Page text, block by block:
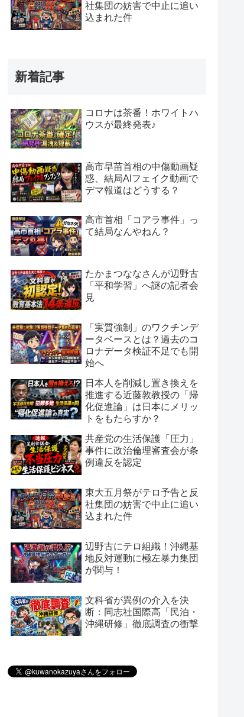
社集団の妨害で中止に追い
込まれた件
新着記事
コロナは茶番！ホワイトハ
ウスが最終発表♪
高市早苗首相の中傷動画疑
惑、結局AIフェイク動画で
デマ報道はどうする？
高市首相「コアラ事件」っ
て結局なんやねん？
たかまつななさんが辺野古
「平和学習」へ謎の記者会
見
「実質強制」のワクチンデ
ータベースとは？過去のコ
ロナデータ検証不足でも開
始へ
日本人を削減し置き換えを
推進する近藤敦教授の「帰
化促進論」は日本にメリッ
トをもたらすか？
共産党の生活保護「圧力」
事件に政治倫理審査会が条
例違反を認定
東大五月祭がテロ予告と反
社集団の妨害で中止に追い
込まれた件
辺野古にテロ組織！沖縄基
地反対運動に極左暴力集団
が関与！
文科省が異例の介入を決
断：同志社国際高「民泊・
沖縄研修」徹底調査の衝撃